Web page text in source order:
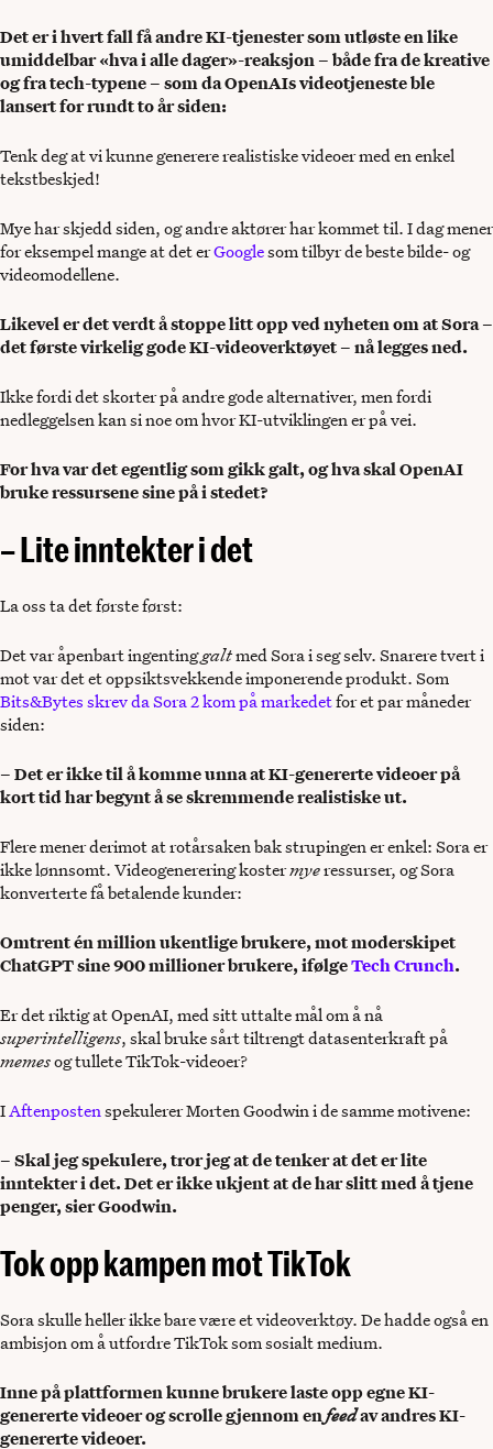
Det er i hvert fall få andre KI-tjenester som utløste en like
umiddelbar «hva i alle dager»-reaksjon – både fra de kreative
og fra tech-typene – som da OpenAIs videotjeneste ble
lansert for rundt to år siden:
Tenk deg at vi kunne generere realistiske videoer med en enkel
tekstbeskjed!
Mye har skjedd siden, og andre aktører har kommet til. I dag mener
for eksempel mange at det erGooglesom tilbyr de beste bilde- og
videomodellene.
Likevel er det verdt å stoppe litt opp ved nyheten om at Sora –
det første virkelig gode KI-videoverktøyet – nå legges ned.
Ikke fordi det skorter på andre gode alternativer, men fordi
nedleggelsen kan si noe om hvor KI-utviklingen er på vei.
For hva var det egentlig som gikk galt, og hva skal OpenAI
bruke ressursene sine på i stedet?
– Lite inntekter i det
La oss ta det første først:
Det var åpenbart ingentinggaltmed Sora i seg selv. Snarere tvert i
mot var det et oppsiktsvekkende imponerende produkt. Som
Bits&Bytes skrev da Sora 2 kom på markedetfor et par måneder
siden:
– Det er ikke til å komme unna at KI-genererte videoer på
kort tid har begynt å se skremmende realistiske ut.
Flere mener derimot at rotårsaken bak strupingen er enkel: Sora er
ikke lønnsomt. Videogenerering kostermyeressurser, og Sora
konverterte få betalende kunder:
Omtrent én million ukentlige brukere, mot moderskipet
ChatGPT sine 900 millioner brukere, ifølgeTech Crunch.
Er det riktig at OpenAI, med sitt uttalte mål om å nå
superintelligens, skal bruke sårt tiltrengt datasenterkraft på
memesog tullete TikTok-videoer?
IAftenpostenspekulerer Morten Goodwin i de samme motivene:
– Skal jeg spekulere, tror jeg at de tenker at det er lite
inntekter i det. Det er ikke ukjent at de har slitt med å tjene
penger, sier Goodwin.
Tok opp kampen mot TikTok
Sora skulle heller ikke bare være et videoverktøy. De hadde også en
ambisjon om å utfordre TikTok som sosialt medium.
Inne på plattformen kunne brukere laste opp egne KI-
genererte videoer og scrolle gjennom enfeedav andres KI-
genererte videoer.